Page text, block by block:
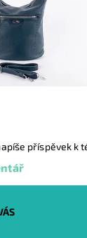
příspěvek k